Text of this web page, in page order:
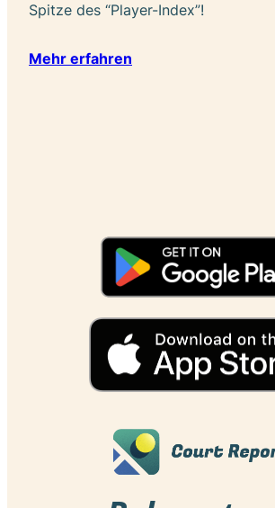
Spitze des “Player-Index”!
Mehr erfahren